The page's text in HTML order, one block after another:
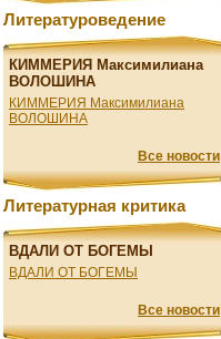
Литературоведение
КИММЕРИЯ Максимилиана
ВОЛОШИНА
КИММЕРИЯ Максимилиана
ВОЛОШИНА
Все новости
Литературная критика
ВДАЛИ ОТ БОГЕМЫ
ВДАЛИ ОТ БОГЕМЫ
Все новости